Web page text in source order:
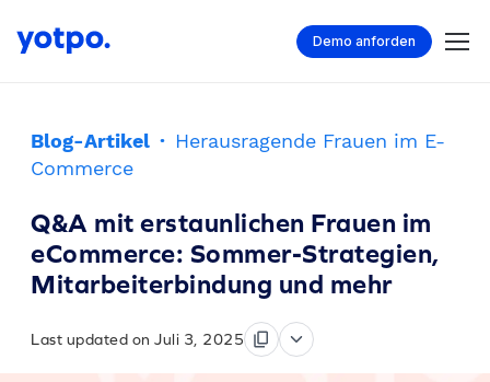
Demo anforden
Blog-Artikel · Herausragende Frauen im E-
Commerce
Q&A mit erstaunlichen Frauen im
eCommerce: Sommer-Strategien,
Mitarbeiterbindung und mehr
Last updated on Juli 3, 2025